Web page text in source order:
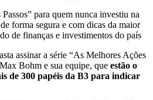
para quem nunca investiu na
forma segura e com dicas da maior
de finanças e investimentos do país
assinar a série “As Melhores Ações
Bohm e sua equipe, que estão o
de 300 papéis da B3 para indicar